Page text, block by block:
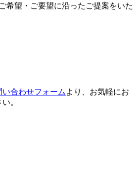
希望・ご要望に沿ったご提案をいた
い合わせフォーム より、お気軽にお
。